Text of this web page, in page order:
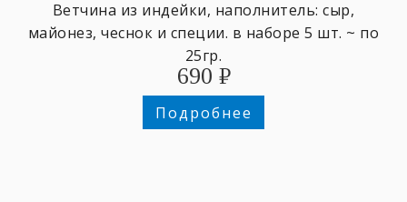
Ветчина из индейки, наполнитель: сыр,
майонез, чеснок и специи. в наборе 5 шт. ~ по
25гр.
690 ₽
Подробнее